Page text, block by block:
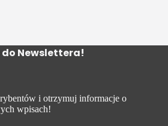
do Newslettera!
i otrzymuj informacje o
wpisach!